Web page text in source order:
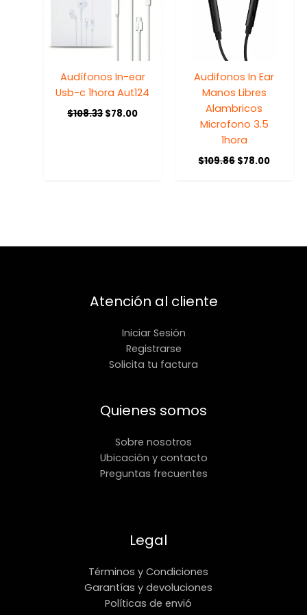
Audífonos In-ear
Usb-c 1hora Aut124
$108.33$78.00
Audifonos In Ear
Manos Libres
Alambricos
Microfono 3.5
1hora
$109.86$78.00
Atención al cliente
Iniciar Sesión
Registrarse
Solicita tu factura
Quienes somos
Sobre nosotros
Ubicación y contacto
Preguntas frecuentes
Legal
Términos y Condiciones
Garantías y devoluciones
Políticas de envió